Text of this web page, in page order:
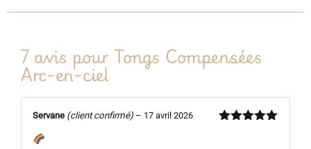
7 avis pour Tongs Compensées
Arc-en-ciel
Servane (client confirmé) – 17 avril 2026